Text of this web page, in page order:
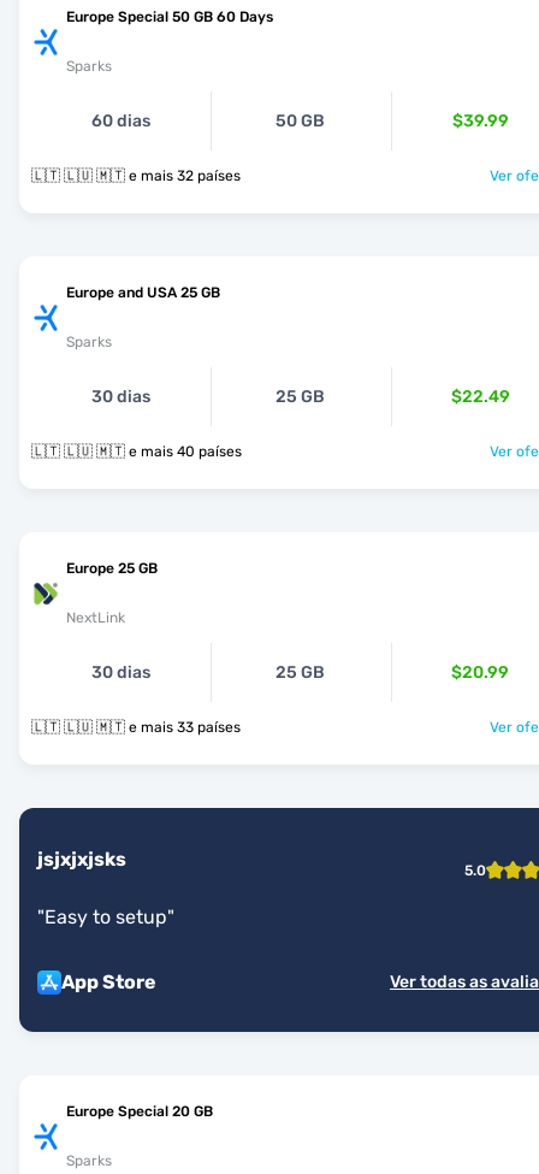
Europe Special 50 GB 60 Days
Sparks
60 dias 50 GB $39.99
🇱🇹 🇱🇺 🇲🇹 e mais 32 países Ver
Europe and USA 25 GB
Sparks
30 dias 25 GB $22.49
🇱🇹 🇱🇺 🇲🇹 e mais 40 países Ver
Europe 25 GB
NextLink
30 dias 25 GB $20.99
🇱🇹 🇱🇺 🇲🇹 e mais 33 países Ver
jsjxjxjsks 5.0
"Easy to setup"
App Store Ver todas as
Europe Special 20 GB
Sparks